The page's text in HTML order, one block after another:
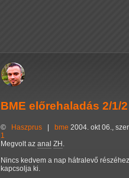
BME előrehaladás 2/1/2
© Haszprus bme 2004. okt 06.,
1
Megvolt az anal ZH .
Nincs kedvem a nap hátralevő
kapcsolja ki.